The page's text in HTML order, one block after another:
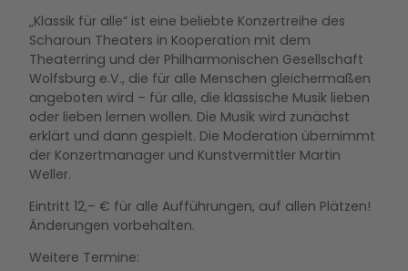
„Klassik für alle“ ist eine beliebte Konzertreihe des
Scharoun Theaters in Kooperation mit dem
Theaterring und der Philharmonischen Gesellschaft
Wolfsburg e.V., die für alle Menschen gleichermaßen
angeboten wird – für alle, die klassische Musik lieben
oder lieben lernen wollen. Die Musik wird zunächst
erklärt und dann gespielt. Die Moderation übernimmt
der Konzertmanager und Kunstvermittler Martin
Weller.
Eintritt 12,– € für alle Aufführungen, auf allen Plätzen!
Änderungen vorbehalten.
Weitere Termine: